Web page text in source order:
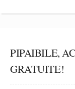
PIPAIBILE,
GRATUITE!